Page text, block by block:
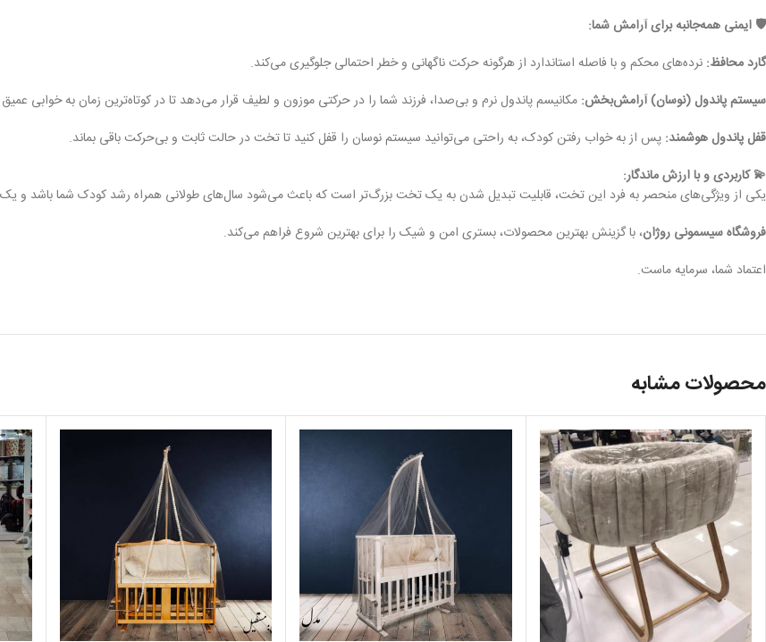
🛡️ ایمنی همه‌جانبه برای آرامش شما:
گارد محافظ: نرده‌های محکم و با فاصله استاندارد از هرگونه حرکت ناگهانی و خطر احتمالی جلوگیری می‌کند.
سیستم پاندول (نوسان) آرامش‌بخش: مکانیسم پاندول نرم و بی‌صدا، فرزند شما را در حرکتی موزون و لطیف قرار می‌دهد تا در کوتاه‌ترین زمان به خوابی
قفل پاندول هوشمند: پس از به خواب رفتن کودک، به راحتی می‌توانید سیستم نوسان را قفل کنید تا تخت در حالت ثابت و بی‌حرکت باقی بماند.
💫 کاربردی و با ارزش ماندگار:
یکی از ویژگی‌های منحصر به فرد این تخت، قابلیت تبدیل شدن به یک تخت بزرگ‌تر است که باعث می‌شود سال‌های طولانی همراه رشد کودک شما باشد و
فروشگاه سیسمونی روژان، با گزینش بهترین محصولات، بستری امن و شیک را برای بهترین شروع فراهم می‌کند.
اعتماد شما، سرمایه ماست.
محصولات مشابه